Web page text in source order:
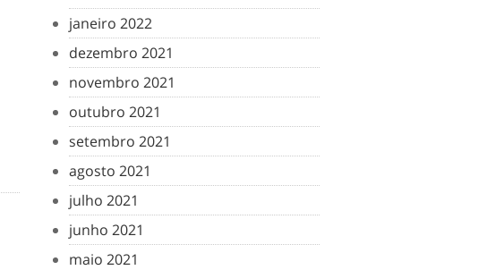
janeiro 2022
dezembro 2021
novembro 2021
outubro 2021
setembro 2021
agosto 2021
julho 2021
junho 2021
maio 2021